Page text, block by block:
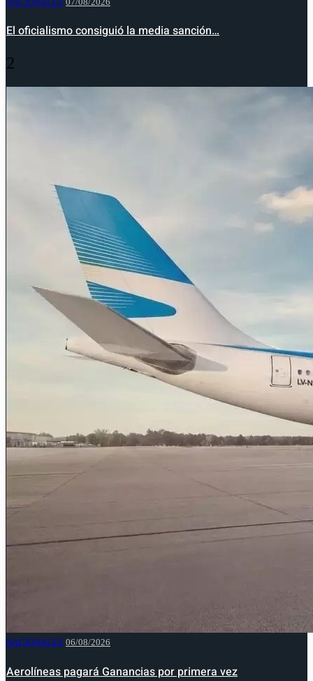
El oficialismo consiguió la media sanción…
2
NACIONALES 06/08/2026
Aerolíneas pagará Ganancias por primera vez